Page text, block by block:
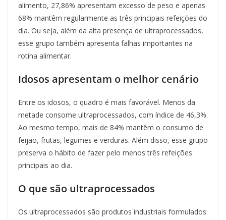
alimento, 27,86% apresentam excesso de peso e apenas
68% mantêm regularmente as três principais refeições do
dia. Ou seja, além da alta presença de ultraprocessados,
esse grupo também apresenta falhas importantes na
rotina alimentar.
Idosos apresentam o melhor cenário
Entre os idosos, o quadro é mais favorável. Menos da
metade consome ultraprocessados, com índice de 46,3%.
Ao mesmo tempo, mais de 84% mantêm o consumo de
feijão, frutas, legumes e verduras. Além disso, esse grupo
preserva o hábito de fazer pelo menos três refeições
principais ao dia.
O que são ultraprocessados
Os ultraprocessados são produtos industriais formulados